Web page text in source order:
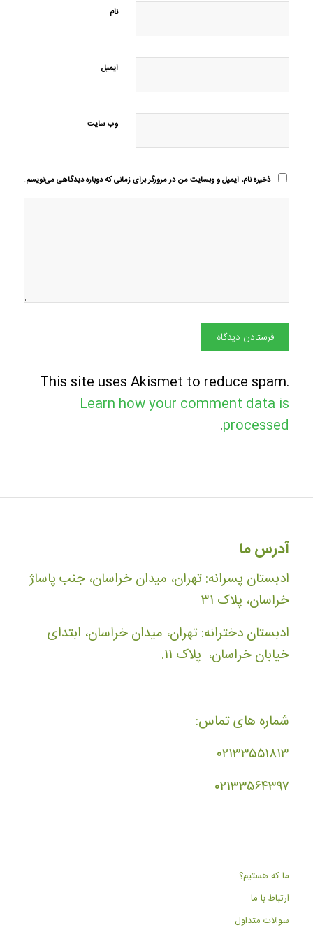
نام
ایمیل
وب‌ سایت
ذخیره نام، ایمیل و وبسایت من در مرورگر برای زمانی که دوباره دیدگاهی می‌نویسم.
This site uses Akismet to reduce spam.
Learn how your comment data is
processed
.
آدرس ما
ادبستان پسرانه: تهران، میدان خراسان، جنب پاساژ
خراسان، پلاک ۳۱
ادبستان دخترانه: تهران، میدان خراسان، ابتدای
خیابان خراسان، پلاک ۱۱.
شماره های تماس:
۰۲۱۳۳۵۵۱۸۱۳
۰۲۱۳۳۵۶۴۳۹۷
ما که هستیم؟
ارتباط با ما
سوالات متداول